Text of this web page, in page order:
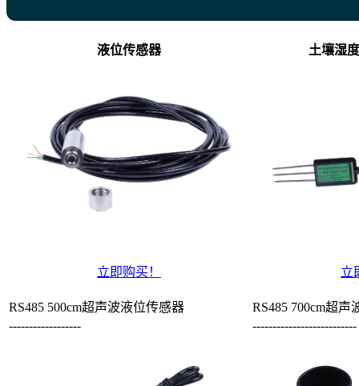
液位传感器 土壤湿
立即购买！ 立
RS485 500cm超声波液位传感器
RS485 700cm超声
------------------
--------------------------